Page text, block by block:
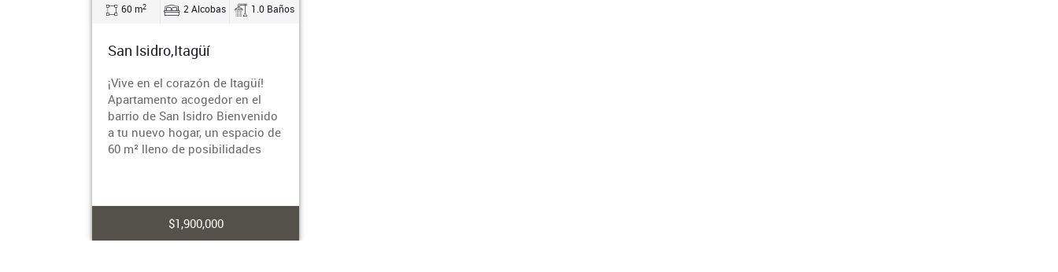
60 m2 2 Alcobas 1.0 Baños
San Isidro,Itagüí
¡Vive en el corazón de Itagüí!
Apartamento acogedor en el
barrio de San Isidro Bienvenido
a tu nuevo hogar, un espacio de
60 m² lleno de posibilidades
$1,900,000